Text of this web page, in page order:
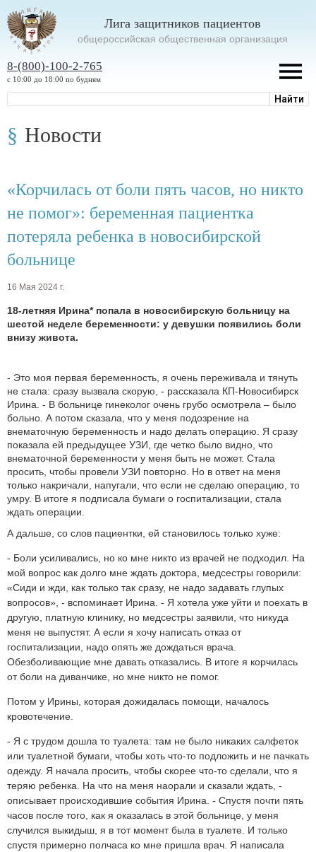
Лига защитников пациентов
oбщероссийская общественная организация
8-(800)-100-2-765
с 10:00 до 18:00 по будням
Новости
«Корчилась от боли пять часов, но никто
не помог»: беременная пациентка
потеряла ребенка в новосибирской
больнице
16 Мая 2024 г.
18-летняя Ирина* попала в новосибирскую больницу на
шестой неделе беременности: у девушки появились боли
внизу живота.
- Это моя первая беременность, я очень переживала и тянуть
не стала: сразу вызвала скорую, - рассказала КП-Новосибирск
Ирина. - В больнице гинеколог очень грубо осмотрела – было
больно. А потом сказала, что у меня подозрение на
внематочную беременность и надо делать операцию. Я сразу
показала ей предыдущее УЗИ, где четко было видно, что
внематочной беременности у меня быть не может. Стала
просить, чтобы провели УЗИ повторно. Но в ответ на меня
только накричали, напугали, что если не сделаю операцию, то
умру. В итоге я подписала бумаги о госпитализации, стала
ждать операции.
А дальше, со слов пациентки, ей становилось только хуже:
- Боли усиливались, но ко мне никто из врачей не подходил. На
мой вопрос как долго мне ждать доктора, медсестры говорили:
«Сиди и жди, как только так сразу, не надо задавать глупых
вопросов», - вспоминает Ирина. - Я хотела уже уйти и поехать в
другую, платную клинику, но медсестры заявили, что никуда
меня не выпустят. А если я хочу написать отказ от
госпитализации, надо опять же дождаться врача.
Обезболивающие мне давать отказались. В итоге я корчилась
от боли на диванчике, но мне никто не помог.
Потом у Ирины, которая дожидалась помощи, началось
кровотечение.
- Я с трудом дошла то туалета: там не было никаких салфеток
или туалетной бумаги, чтобы хоть что-то подложить и не пачкать
одежду. Я начала просить, чтобы скорее что-то сделали, что я
теряю ребенка. На что на меня наорали и сказали ждать, -
описывает происходившие события Ирина. - Спустя почти пять
часов после того, как я оказалась в этой больнице, у меня
случился выкидыш, я в тот момент была в туалете. И только
спустя примерно полчаса ко мне пришла врач. Я написала